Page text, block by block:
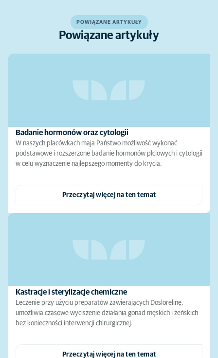
POWIĄZANE ARTYKUŁY
Powiązane artykuły
Badanie hormonów oraz cytologii
W naszych placówkach maja Państwo możliwość wykonać
podstawowe i rozszerzone badanie hormonów płciowych i cytologii
w celu wyznaczenie najlepszego momenty do krycia.
Przeczytaj więcej na ten temat
Kastracje i sterylizacje chemiczne
Leczenie przy użyciu preparatów zawierających Doslorelinę,
umożliwia czasowe wyciszenie działania gonad męskich i żeńskich
bez konieczności interwencji chirurgicznej.
Przeczytaj więcej na ten temat